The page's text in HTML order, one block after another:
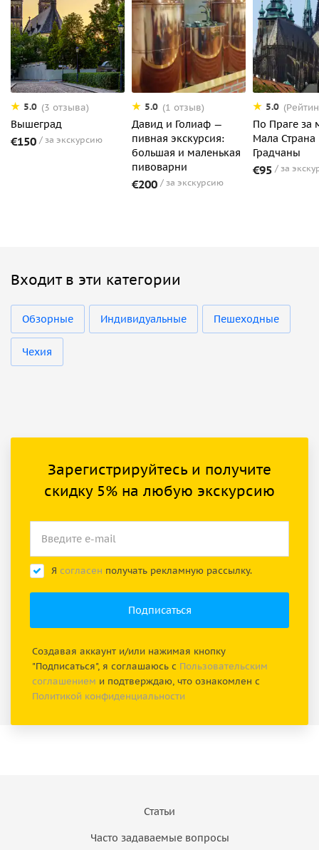
5.0 (3 отзыва)
Вышеград
€150 за экскурсию
5.0 (1 отзыв)
Давид и Голиаф —
пивная экскурсия:
большая и маленькая
пивоварни
€200 за экскурсию
5.0
По Праге за
Мала Страна
Градчаны
€95 за
Входит в эти категории
Обзорные Индивидуальные Пешеходные
Чехия
Зарегистрируйтесь и получите
скидку 5% на любую экскурсию
Я согласен получать рекламную рассылку.
Создавая аккаунт и/или нажимая кнопку
"Подписаться", я соглашаюсь с Пользовательским
соглашением и подтверждаю, что ознакомлен с
Политикой конфиденциальности
Статьи
Часто задаваемые вопросы